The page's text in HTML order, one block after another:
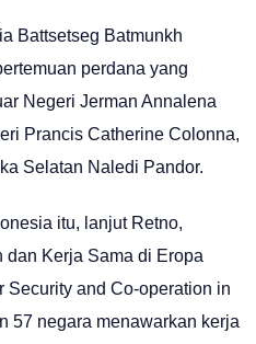
Battsetseg Batmunkh
perdana yang
Negeri Jerman Annalena
Prancis Catherine Colonna,
Selatan Naledi Pandor.
itu, lanjut Retno,
Kerja Sama di Eropa
Security and Co-operation in
57 negara menawarkan kerja